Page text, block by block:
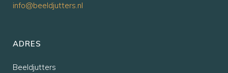
info@beeldjutters.nl
ADRES
Beeldjutters